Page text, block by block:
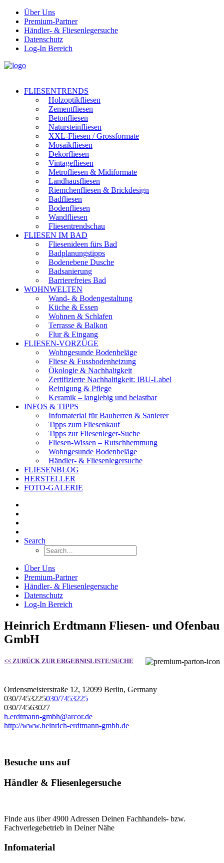
Über Uns
Premium-Partner
Händler- & Fliesenlegersuche
Datenschutz
Log-In Bereich
FLIESENTRENDS
Holzoptikfliesen
Zementfliesen
Betonfliesen
Natursteinfliesen
XXL-Fliesen / Grossformate
Mosaikfliesen
Dekorfliesen
Vintagefliesen
Metrofliesen & Midiformate
Landhausfliesen
Riemchenfliesen & Brickdesign
Badfliesen
Bodenfliesen
Wandfliesen
Fliesentrendschau
FLIESEN IM BAD
Fliesenideen fürs Bad
Badplanungstipps
Bodenebene Dusche
Badsanierung
Barrierefreies Bad
WOHNWELTEN
Wand- & Bodengestaltung
Küche & Essen
Wohnen & Schlafen
Terrasse & Balkon
Flur & Eingang
FLIESEN-VORZÜGE
Wohngesunde Bodenbeläge
Fliese & Fussbodenheizung
Ökologie & Nachhaltgkeit
Zertifizierte Nachhaltigkeit: IBU-Label
Reinigung & Pflege
Keramik – langlebig und belastbar
INFOS & TIPPS
Infomaterial für Bauherren & Sanierer
Tipps zum Fliesenkauf
Tipps zur Fliesenleger-Suche
Fliesen-Wissen – Rutschhemmung
Wohngesunde Bodenbeläge
Händler- & Fliesenlegersuche
FLIESENBLOG
HERSTELLER
FOTO-GALERIE
Search
Über Uns
Premium-Partner
Händler- & Fliesenlegersuche
Datenschutz
Log-In Bereich
Heinrich Erdtmann Fliesen- und Ofenbau
GmbH
<< ZURÜCK ZUR ERGEBNISLISTE/SUCHE
Ordensmeisterstraße 12, 12099 Berlin, Germany
030/7453225030/7453225
030/74563027
h.erdtmann-gmbh@arcor.de
http://www.heinrich-erdtmann-gmbh.de
Besuche uns auf
Händler & Fliesenlegersuche
Finde aus über 4900 Adressen Deinen Fachhandels- bzw.
Fachverlegebetrieb in Deiner Nähe
Infomaterial